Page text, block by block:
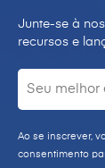
Junte-se à
recursos e
Ao se inscrever,
consentimento